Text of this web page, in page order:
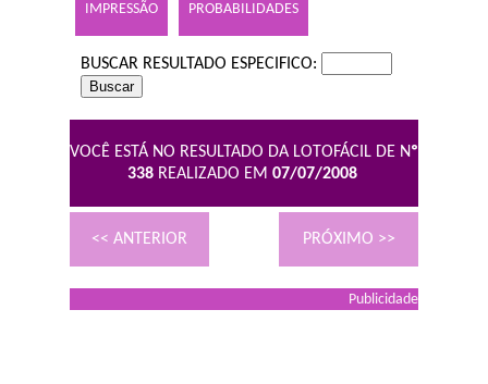
IMPRESSÃO PROBABILIDADES
BUSCAR RESULTADO ESPECIFICO:
VOCÊ ESTÁ NO RESULTADO DA LOTOFÁCIL DE Nº
338 REALIZADO EM 07/07/2008
<< ANTERIOR PRÓXIMO >>
Publicidade